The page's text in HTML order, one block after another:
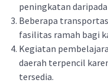
peningkatan
Beberapa
fasilitas ramah bagi
Kegiatan
daerah terpencil
tersedia.